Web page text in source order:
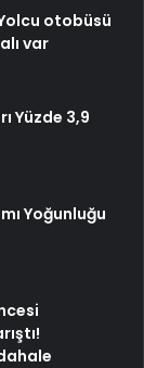
otobüsü
var
Yüzde 3,9
Yoğunluğu